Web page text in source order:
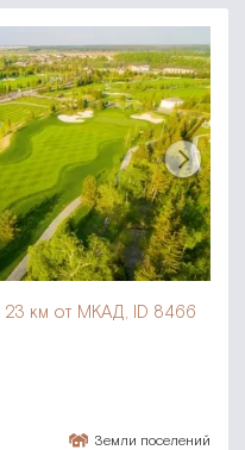
23 км от МКАД, ID 8466
Земли поселений